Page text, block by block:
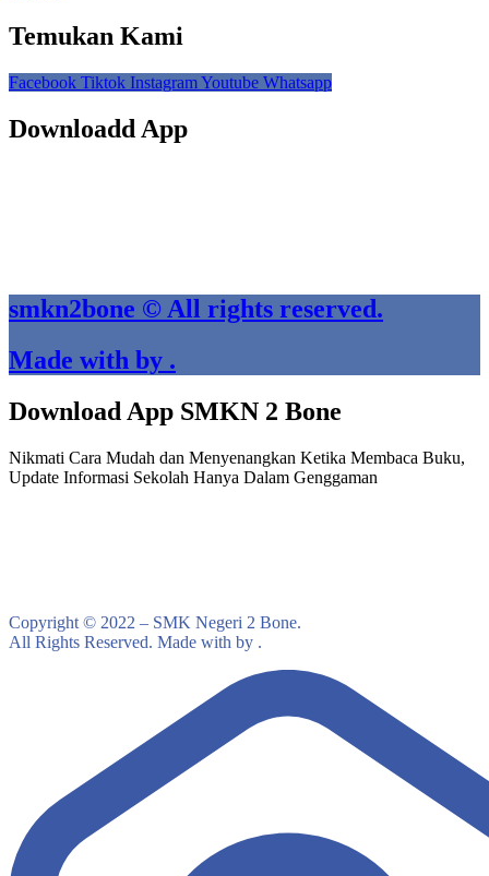
Temukan Kami
Facebook Tiktok InstagramYoutube Whatsapp
Downloadd App
smkn2bone © All rights reserved.
Made with by .
Download App SMKN 2 Bone
Nikmati Cara Mudah dan Menyenangkan Ketika Membaca Buku,
Update Informasi Sekolah Hanya Dalam Genggaman
Copyright © 2022 – SMK Negeri 2 Bone.
All Rights Reserved. Made with by .